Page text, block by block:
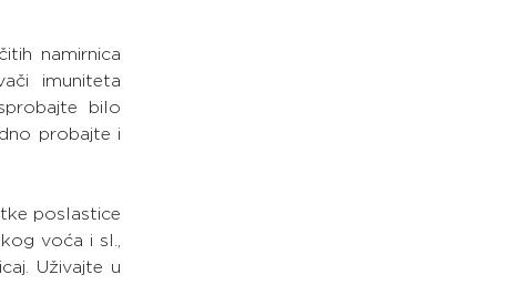
namirnica
imuniteta
bilo
probajte i
poslastice
voća i sl.,
Uživajte u